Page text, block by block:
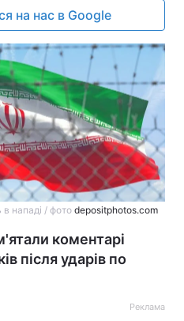
на нас в Google
в нападі / фото depositphotos.com
коментарі
після ударів по
Реклама